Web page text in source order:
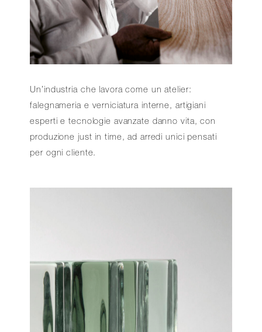
Un’industria che lavora come un atelier:
falegnameria e verniciatura interne, artigiani
esperti e tecnologie avanzate danno vita, con
produzione just in time, ad arredi unici pensati
per ogni cliente.